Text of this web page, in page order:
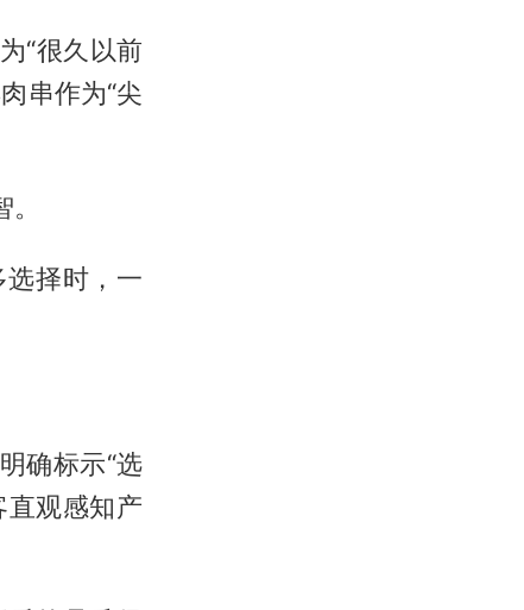
“很久以前
串作为“尖
择时，一
确标示“选
直观感知产